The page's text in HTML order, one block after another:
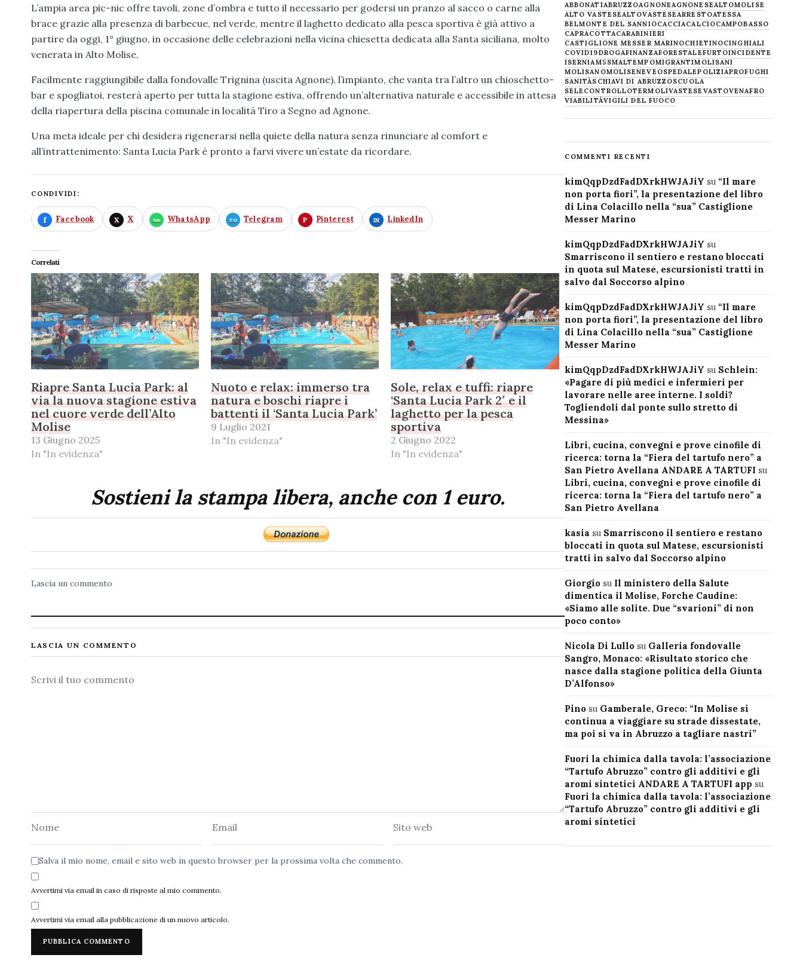
L’ampia area pic-nic offre tavoli, zone d’ombra e tutto il necessario per godersi un pranzo al sacco o carne alla
brace grazie alla presenza di barbecue, nel verde, mentre il laghetto dedicato alla pesca sportiva è già attivo a
partire da oggi, 1° giugno, in occasione delle celebrazioni nella vicina chiesetta dedicata alla Santa siciliana, molto
venerata in Alto Molise.
Facilmente raggiungibile dalla fondovalle Trignina (uscita Agnone), l’impianto, che vanta tra l’altro un chioschetto-
bar e spogliatoi, resterà aperto per tutta la stagione estiva, offrendo un’alternativa naturale e accessibile in attesa
della riapertura della piscina comunale in località Tiro a Segno ad Agnone.
Una meta ideale per chi desidera rigenerarsi nella quiete della natura senza rinunciare al comfort e
all’intrattenimento: Santa Lucia Park è pronto a farvi vivere un’estate da ricordare.
CONDIVIDI:
Facebook X WhatsApp Telegram Pinterest LinkedIn
Correlati
Riapre Santa Lucia Park: al
via la nuova stagione estiva
nel cuore verde dell’Alto
Molise
13 Giugno 2025
In "In evidenza"
Nuoto e relax: immerso tra
natura e boschi riapre i
battenti il ‘Santa Lucia Park’
9 Luglio 2021
In "In evidenza"
Sole, relax e tuffi: riapre
‘Santa Lucia Park 2′ e il
laghetto per la pesca
sportiva
2 Giugno 2022
In "In evidenza"
Sostieni la stampa libera, anche con 1 euro.
Lascia un commento
LASCIA UN COMMENTO
Commento
Salva il mio nome, email e sito web in questo browser per la prossima volta che commento.
Avvertimi via email in caso di risposte al mio commento.
Avvertimi via email alla pubblicazione di un nuovo articolo.
ABBONATIABRUZZOAGNONEAGNONESEALTOMOLISE
ALTO VASTESEALTOVASTESEARRESTOATESSA
BELMONTE DEL SANNIOCACCIACALCIOCAMPOBASSO
CAPRACOTTACARABINIERI
CASTIGLIONE MESSER MARINOCHIETINOCINGHIALI
COVID19DROGAFINANZAFORESTALEFURTOINCIDENTE
ISERNIAM5SMALTEMPOMIGRANTIMOLISANI
MOLISANOMOLISENEVE OSPEDALEPOLIZIAPROFUGHI
SANITÀSCHIAVI DI ABRUZZOSCUOLA
SELECONTROLLOTERMOLIVASTESE VASTOVENAFRO
VIABILITÀVIGILI DEL FUOCO
COMMENTI RECENTI
kimQqpDzdFadDXrkHWJAJiY su “Il mare
non porta fiori”, la presentazione del libro
di Lina Colacillo nella “sua” Castiglione
Messer Marino
kimQqpDzdFadDXrkHWJAJiY su
Smarriscono il sentiero e restano bloccati
in quota sul Matese, escursionisti tratti in
salvo dal Soccorso alpino
kimQqpDzdFadDXrkHWJAJiY su “Il mare
non porta fiori”, la presentazione del libro
di Lina Colacillo nella “sua” Castiglione
Messer Marino
kimQqpDzdFadDXrkHWJAJiY su Schlein:
«Pagare di più medici e infermieri per
lavorare nelle aree interne. I soldi?
Togliendoli dal ponte sullo stretto di
Messina»
Libri, cucina, convegni e prove cinofile di
ricerca: torna la “Fiera del tartufo nero” a
San Pietro Avellana ANDARE A TARTUFI su
Libri, cucina, convegni e prove cinofile di
ricerca: torna la “Fiera del tartufo nero” a
San Pietro Avellana
kasia su Smarriscono il sentiero e restano
bloccati in quota sul Matese, escursionisti
tratti in salvo dal Soccorso alpino
Giorgiosu Il ministero della Salute
dimentica il Molise, Forche Caudine:
«Siamo alle solite. Due “svarioni” di non
poco conto»
Nicola Di Lullosu Galleria fondovalle
Sangro, Monaco: «Risultato storico che
nasce dalla stagione politica della Giunta
D’Alfonso»
Pinosu Gamberale, Greco: “In Molise si
continua a viaggiare su strade dissestate,
ma poi si va in Abruzzo a tagliare nastri”
Fuori la chimica dalla tavola: l’associazione
“Tartufo Abruzzo” contro gli additivi e gli
aromi sintetici ANDARE A TARTUFI app su
Fuori la chimica dalla tavola: l’associazione
“Tartufo Abruzzo” contro gli additivi e gli
aromi sintetici